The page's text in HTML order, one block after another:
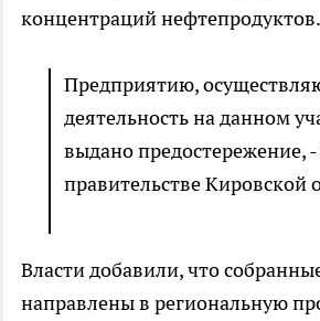
концентраций нефтепродуктов.
Предприятию,
деятельность на данном
выдано предостережение,
правительстве Кировской
Власти добавили, что
направлены в региональную